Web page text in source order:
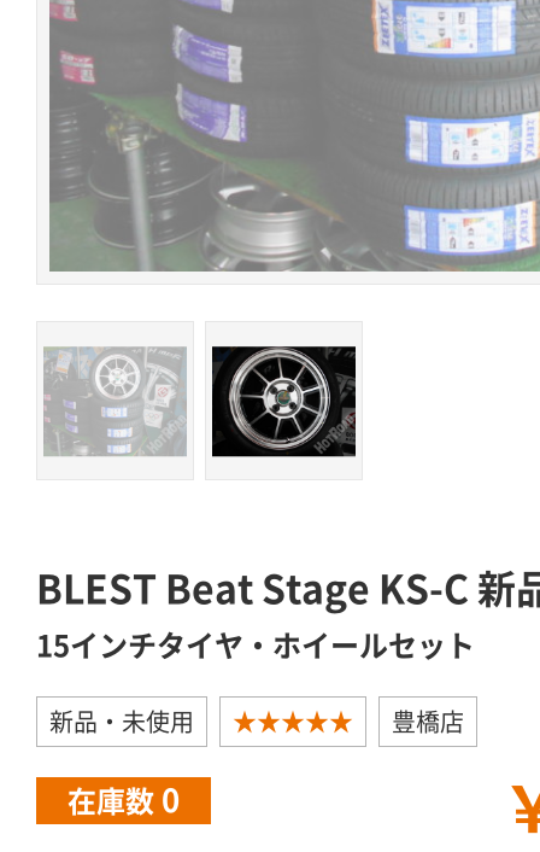
BLEST Beat Stage KS-C 新
15インチタイヤ・ホイールセット
新品・未使用 ★★★★★ 豊橋店
在庫数 0